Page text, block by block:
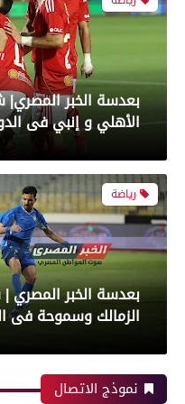
بعدسة الخبر المصري|
الأهلي و إنبي فى
رياضة
بعدسة الخبر المصري |
الزمالك وسموحة فى
رياضة
نموذج الاتصال